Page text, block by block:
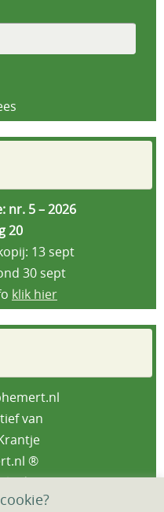
nr. 5 – 2026
20
13 sept
30 sept
klik hier
van
®